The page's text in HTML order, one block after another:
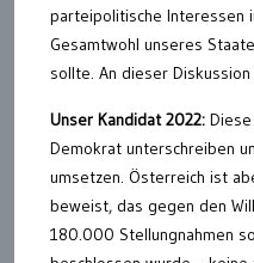
parteipolitische Interessen
Gesamtwohl unseres
sollte. An dieser
Unser Kandidat 2022:
Demokrat unterschreiben
umsetzen. Österreich ist
beweist, das gegen den
180.000 Stellungnahmen